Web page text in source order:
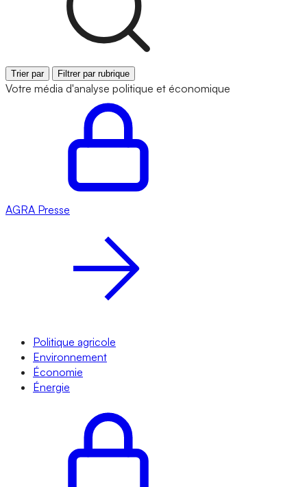
Trier par Filtrer par rubrique
Votre média d'analyse politique et économique
AGRA Presse
Politique agricole
Environnement
Économie
Énergie